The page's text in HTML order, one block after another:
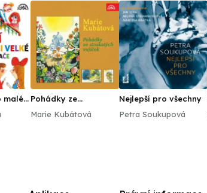
malé i Pohádky ze
Marie Kubátová
Nejlepší pro všechny
Petra Soukupová